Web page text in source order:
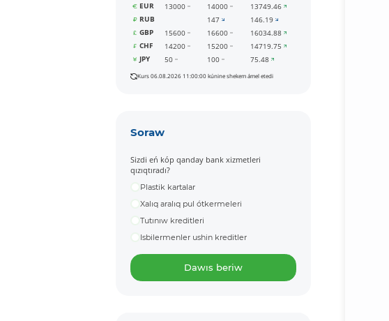
EUR
13000 14000
13749.46
RUB
147
146.19
GBP
15600 16600
16034.88
CHF
14200 15200
14719.75
JPY
50 100 75.48
Kurs 06.08.2026 11:00:00 kúnine shekem ámel etedi
Soraw
Sizdi eń kóp qanday bank xizmetleri
qızıqtıradı?
Plastik kartalar
Xalıq aralıq pul ótkermeleri
Tutınıw kreditleri
Isbilermenler ushin kreditler
Dawıs beriw